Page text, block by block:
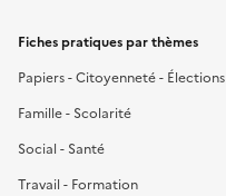
Fiches pratiques par thèmes
Papiers - Citoyenneté - Élections
Famille - Scolarité
Social - Santé
Travail - Formation